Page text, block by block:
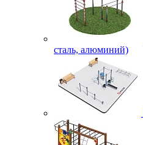
сталь, алюминий)